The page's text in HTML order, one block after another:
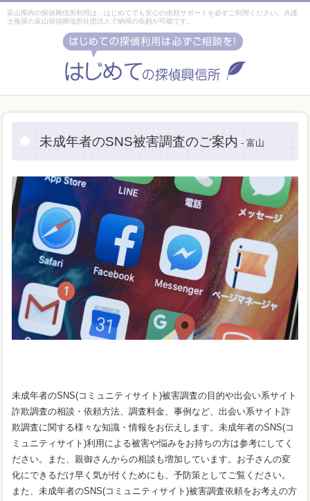
未成年者のSNS被害調査のご案内 - 富山
未成年者のSNS(コミュニティサイト)被害調査の目的や出会い系サイト
詐欺調査の相談・依頼方法、調査料金、事例など、出会い系サイト詐
欺調査に関する様々な知識・情報をお伝えします。未成年者のSNS(コ
ミュニティサイト)利用による被害や悩みをお持ちの方は参考にしてく
ださい。また、親御さんからの相談も増加しています。お子さんの変
化にできるだけ早く気が付くためにも、予防策としてご覧ください。
また、未成年者のSNS(コミュニティサイト)被害調査依頼をお考えの方
富山県内の探偵興信所利用は、はじめてでも安心の依頼サポートを必ずご利用ください。弁護
士推奨の富山探偵興信所社団法人で納得の依頼が可能です。